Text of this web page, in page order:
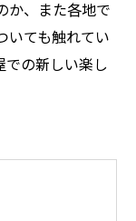
か、また各地で
いても触れてい
での新しい楽し